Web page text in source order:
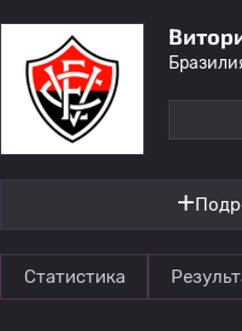
Статистика